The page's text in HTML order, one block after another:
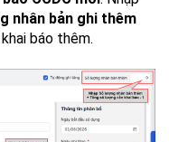
nhân bản ghi thêm
báo thêm.